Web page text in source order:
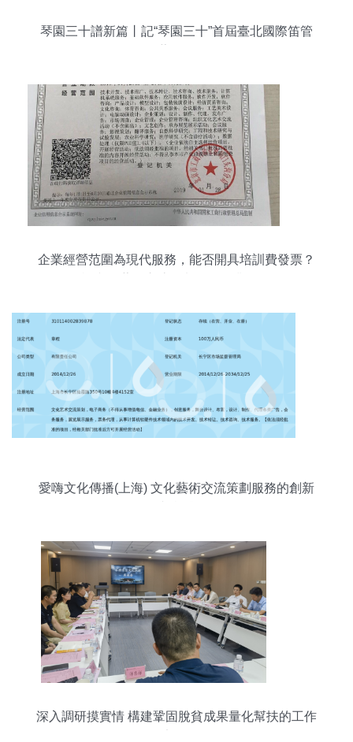
琴園三十譜新篇丨記“琴園三十”首屆臺北國際笛管
企業經營范圍為現代服務，能否開具培訓費發票？
愛嗨文化傳播(上海) 文化藝術交流策劃服務的創新
深入調研摸實情 構建鞏固脫貧成果量化幫扶的工作